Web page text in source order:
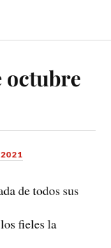
octubre
de todos sus
fieles la